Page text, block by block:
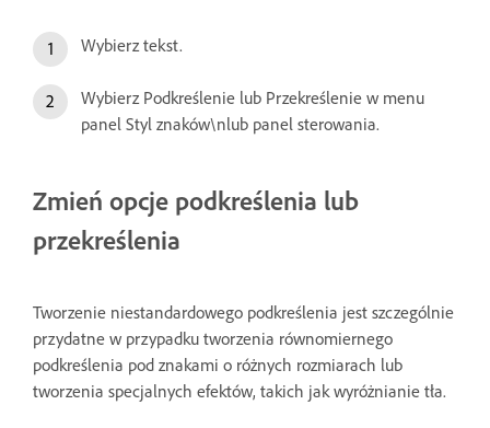
Wybierz tekst.
Wybierz Podkreślenie lub Przekreślenie w menu
panel Styl znaków\nlub panel sterowania.
Zmień opcje podkreślenia lub
przekreślenia
Tworzenie niestandardowego podkreślenia jest szczególnie
przydatne w przypadku tworzenia równomiernego
podkreślenia pod znakami o różnych rozmiarach lub
tworzenia specjalnych efektów, takich jak wyróżnianie tła.